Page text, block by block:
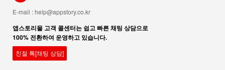
E-mail :help@appstory.co.kr
앱스토리몰 고객 콜센터는 쉽고 빠른 채팅 상담으로
100% 전환하여 운영하고 있습니다.
친절 톡[채팅 상담]